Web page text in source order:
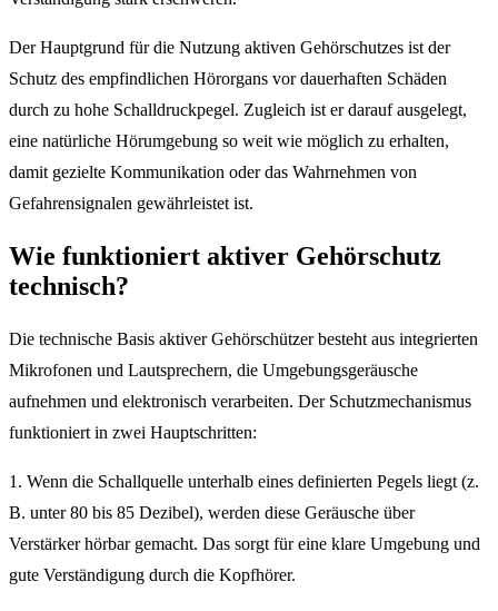
Der Hauptgrund für die Nutzung aktiven Gehörschutzes ist der
Schutz des empfindlichen Hörorgans vor dauerhaften Schäden
durch zu hohe Schalldruckpegel. Zugleich ist er darauf ausgelegt,
eine natürliche Hörumgebung so weit wie möglich zu erhalten,
damit gezielte Kommunikation oder das Wahrnehmen von
Gefahrensignalen gewährleistet ist.
Wie funktioniert aktiver Gehörschutz
technisch?
Die technische Basis aktiver Gehörschützer besteht aus integrierten
Mikrofonen und Lautsprechern, die Umgebungsgeräusche
aufnehmen und elektronisch verarbeiten. Der Schutzmechanismus
funktioniert in zwei Hauptschritten:
1. Wenn die Schallquelle unterhalb eines definierten Pegels liegt (z.
B. unter 80 bis 85 Dezibel), werden diese Geräusche über
Verstärker hörbar gemacht. Das sorgt für eine klare Umgebung und
gute Verständigung durch die Kopfhörer.